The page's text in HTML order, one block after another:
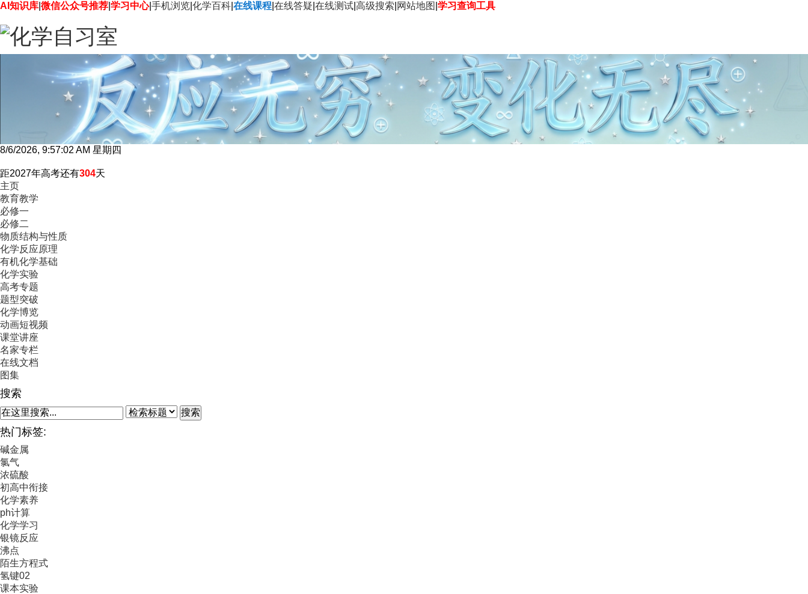
AI知识库 微信公众号推荐 学习中心|手机浏览 化学百科 在线课程 在线答疑 在线测试 高级搜索 网站地图 学习查询工具
8/6/2026, 9:57:03 AM 星期四
距2027年高考还有304天
主页
教育教学
必修一
必修二
物质结构与性质
化学反应原理
有机化学基础
化学实验
高考专题
题型突破
化学博览
动画短视频
课堂讲座
名家专栏
在线文档
图集
搜索
搜索
热门标签:
碱金属
氯气
浓硫酸
初高中衔接
化学素养
ph计算
化学学习
银镜反应
沸点
陌生方程式
氢键02
课本实验